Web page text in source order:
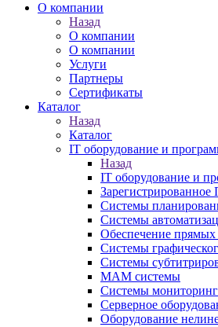
О компании
Назад
О компании
О компании
Услуги
Партнеры
Сертификаты
Каталог
Назад
Каталог
IT оборудование и
Назад
IT оборудование и
Зарегистрированное
Системы
Системы
Обеспечение прямых
Системы
Системы
MAM системы
Системы
Серверное
Оборудование